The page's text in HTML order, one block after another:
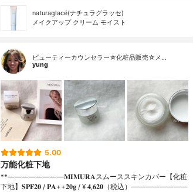
naturaglacé(ナチュラグラッセ)
メイクアップ クリーム モイスト
ビューティーカウンセラー☆化粧品販売☆メ…
yung
5.00
万能化粧下地
**⁡⁡⁡————————⁡𝐌𝐈𝐌𝐔𝐑𝐀スムーススキンカバー【化粧
下地】𝐒𝐏𝐅𝟐𝟎 / 𝐏𝐀++⁡𝟐𝟎𝐠 / ¥ 𝟒,𝟔𝟐𝟎（税込）⁡————————